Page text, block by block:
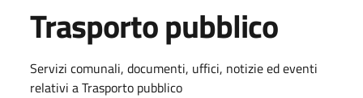
Trasporto pubblico
Dettagli della notizia
Servizi comunali, documenti, uffici, notizie ed eventi
relativi a Trasporto pubblico